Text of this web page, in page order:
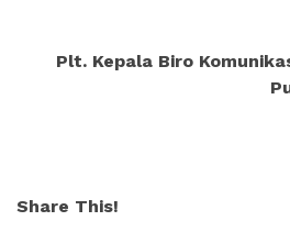
Plt. Kepala Biro
Share This!